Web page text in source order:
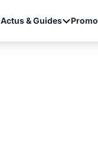
Actus & Guides